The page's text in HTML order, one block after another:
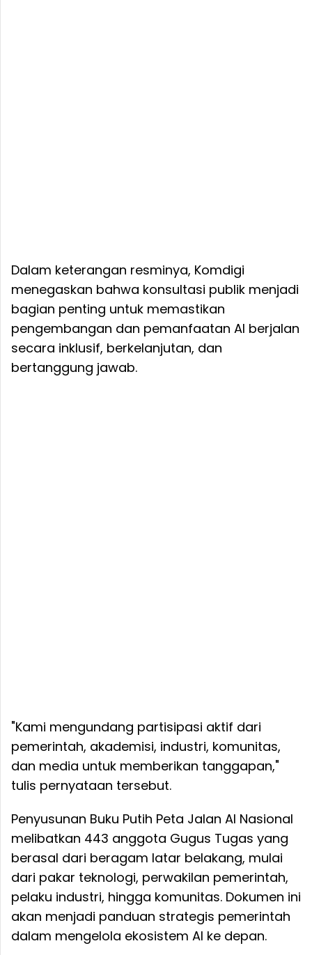
Dalam keterangan resminya, Komdigi
menegaskan bahwa konsultasi publik menjadi
bagian penting untuk memastikan
pengembangan dan pemanfaatan AI berjalan
secara inklusif, berkelanjutan, dan
bertanggung jawab.
"Kami mengundang partisipasi aktif dari
pemerintah, akademisi, industri, komunitas,
dan media untuk memberikan tanggapan,"
tulis pernyataan tersebut.
Penyusunan Buku Putih Peta Jalan AI Nasional
melibatkan 443 anggota Gugus Tugas yang
berasal dari beragam latar belakang, mulai
dari pakar teknologi, perwakilan pemerintah,
pelaku industri, hingga komunitas. Dokumen ini
akan menjadi panduan strategis pemerintah
dalam mengelola ekosistem AI ke depan.